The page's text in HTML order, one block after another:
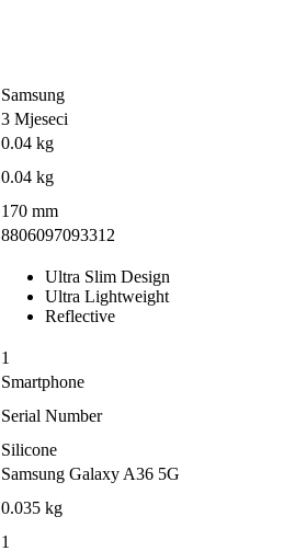
Samsung
3 Mjeseci
0.04 kg
0.04 kg
170 mm
8806097093312
Ultra Slim Design
Ultra Lightweight
Reflective
1
Smartphone
Serial Number
Silicone
Samsung Galaxy A36 5G
0.035 kg
1